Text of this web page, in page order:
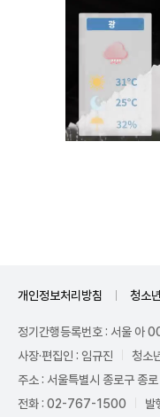
개인정보처리방침 청소
정기간행등록번호 : 서울 아
사장·편집인 : 임규진
청소
주소 : 서울특별시 종로구 종
전화 : 02-767-1500
발